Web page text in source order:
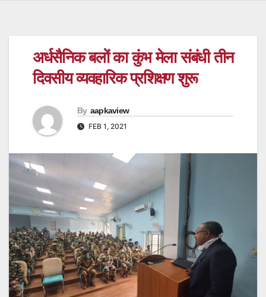
अर्धसैनिक बलों का कुंभ मेला संबंधी तीन
दिवसीय व्यवहारिक प्रशिक्षण शुरू
By aapkaview
FEB 1, 2021